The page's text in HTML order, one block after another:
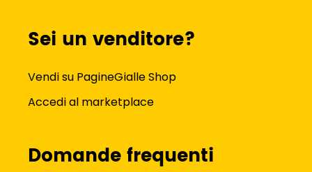
Sei un venditore?
Vendi su PagineGialle Shop
Accedi al marketplace
Domande frequenti